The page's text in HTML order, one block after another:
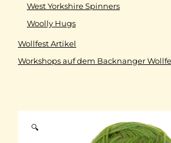
🔍
West Yorkshire Spinners
Woolly Hugs
Wollfest Artikel
Workshops auf dem Backnanger